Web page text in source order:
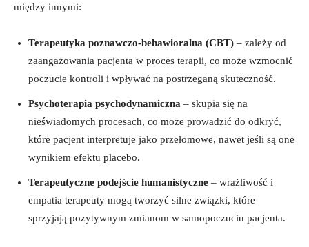
między innymi:
Terapeutyka poznawczo-behawioralna (CBT) – zależy od
zaangażowania pacjenta w proces terapii, co może wzmocnić
poczucie kontroli i wpływać na postrzeganą skuteczność.
Psychoterapia psychodynamiczna – skupia się na
nieświadomych procesach, co może prowadzić do odkryć,
które pacjent interpretuje jako przełomowe, nawet jeśli są one
wynikiem efektu placebo.
Terapeutyczne podejście humanistyczne – wrażliwość i
empatia terapeuty mogą tworzyć silne związki, które
sprzyjają pozytywnym zmianom w samopoczuciu pacjenta.